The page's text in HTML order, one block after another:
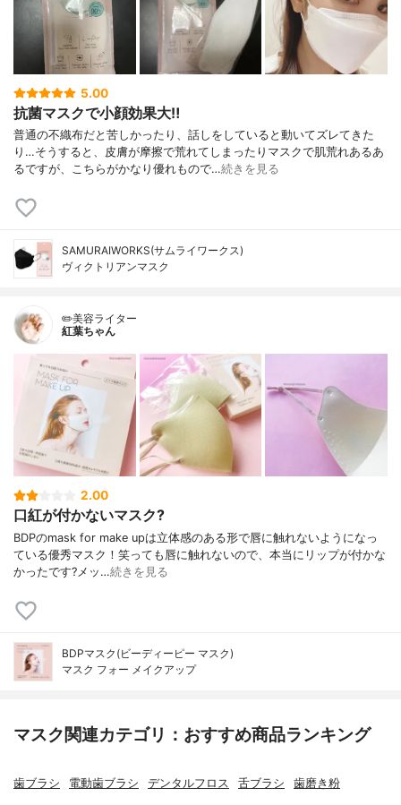
5.00
抗菌マスクで小顔効果大‼︎
普通の不織布だと苦しかったり、話しをしていると動いてズレてきた
り…そうすると、皮膚が摩擦で荒れてしまったりマスクで肌荒れあるあ
るですが、こちらがかなり優れもので…続きを見る
SAMURAIWORKS(サムライワークス)
ヴィクトリアンマスク
✏️美容ライター
紅葉ちゃん
2.00
口紅が付かないマスク?
BDPのmask for make upは立体感のある形で唇に触れないようになっ
ている優秀マスク！笑っても唇に触れないので、本当にリップが付かな
かったです?メッ…続きを見る
BDPマスク(ビーディーピー マスク)
マスク フォー メイクアップ
マスク関連カテゴリ：おすすめ商品ランキング
歯ブラシ 電動歯ブラシ デンタルフロス 舌ブラシ 歯磨き粉